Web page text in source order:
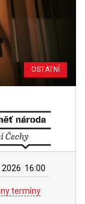
OSTATNÍ
2026 16:00
termíny